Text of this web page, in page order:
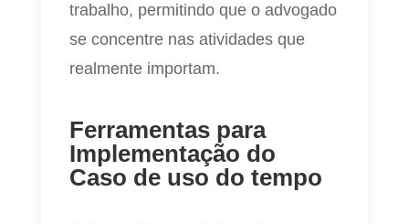
trabalho, permitindo que o advogado
se concentre nas atividades que
realmente importam.
Ferramentas para
Implementação do
Caso de uso do tempo